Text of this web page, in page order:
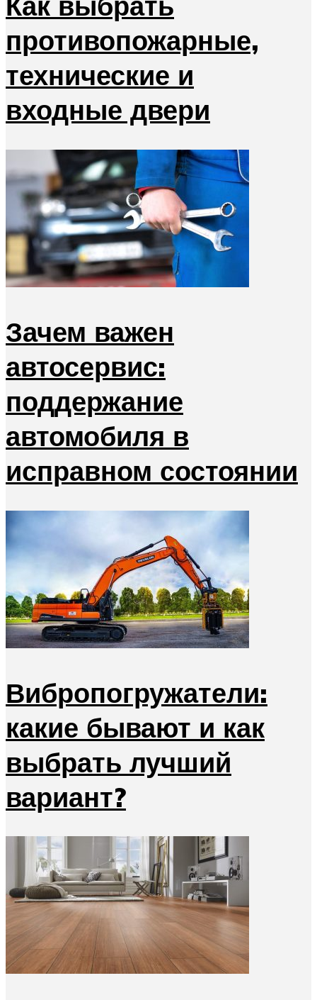
противопожарные,
технические и
входные двери
Зачем важен
автосервис:
поддержание
автомобиля в
исправном состоянии
Вибропогружатели:
какие бывают и как
выбрать лучший
вариант?